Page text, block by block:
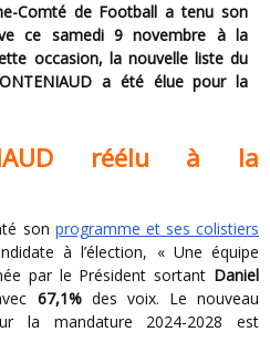
ce samedi 9 novembre à la
occasion, la nouvelle liste du
a été élue pour la
réélu à la
son programme et ses colistiers
à l’élection, « Une équipe
par le Président sortant Daniel
67,1%des voix. Le nouveau
la mandature 2024-2028 est